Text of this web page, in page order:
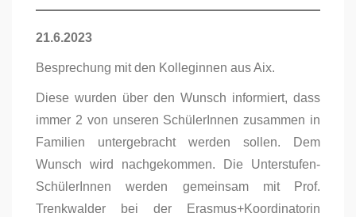
21.6.2023
Besprechung mit den Kolleginnen aus Aix.
Diese wurden über den Wunsch informiert, dass
immer 2 von unseren SchülerInnen zusammen in
Familien untergebracht werden sollen. Dem
Wunsch wird nachgekommen. Die Unterstufen-
SchülerInnen werden gemeinsam mit Prof.
Trenkwalder bei der Erasmus+Koordinatorin